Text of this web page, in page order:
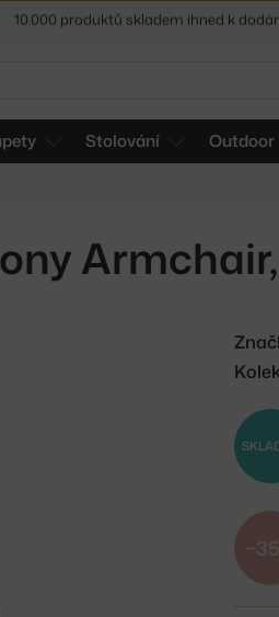
Stolování Outdoor
Sleva 5 % pro odběratelenewsletteru